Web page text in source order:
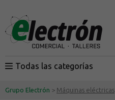
Todas las categorías
Grupo Electrón > Máquinas eléctricas